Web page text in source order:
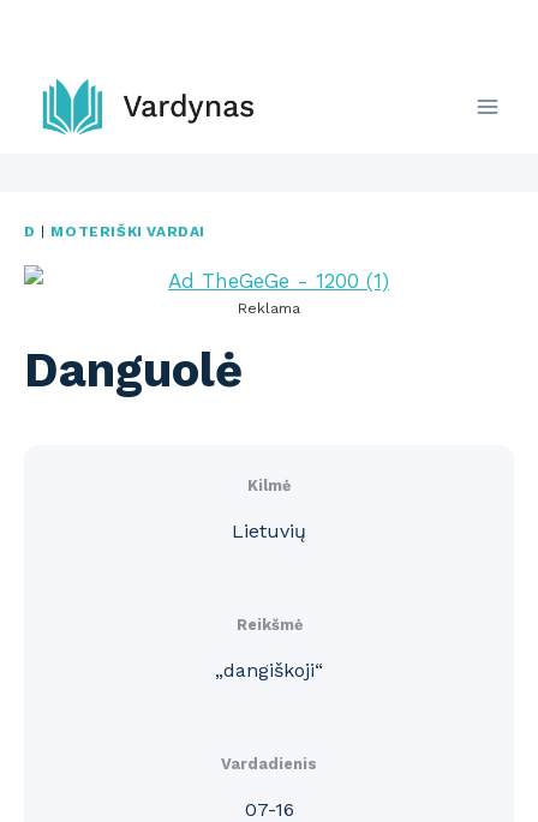
content
D | MOTERIŠKI VARDAI
Reklama
Danguolė
Kilmė
Lietuvių
Reikšmė
„dangiškoji“
Vardadienis
07-16